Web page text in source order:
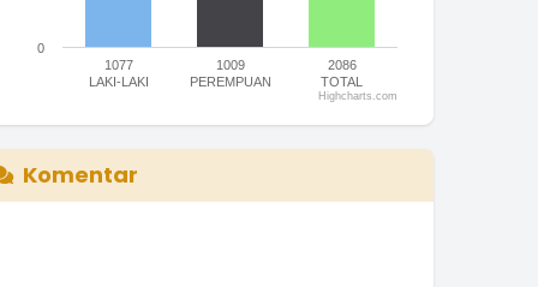
1077
LAKI-LAKI
1009
PEREMPUAN
2086
TOTAL
0
Highcharts.com
Komentar